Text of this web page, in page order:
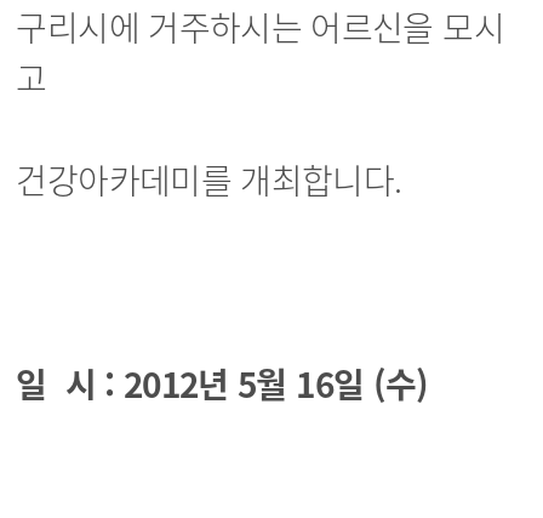
구리시에 거주하시는 어르신을 모시
고
건강아카데미를 개최합니다.
일 시 : 2012년 5월 16일 (수)